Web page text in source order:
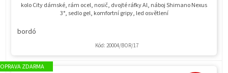
kolo City dámské, rám ocel, nosič, dvojté ráfky Al, náboj Shimano Nexus
3°, sedlo gel, komfortní gripy, led osvětlení
bordó
Kód: 20004/BOR/17
ZDARMA